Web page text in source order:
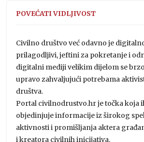
POVEĆATI VIDLJIVOST
Civilno društvo već odavno je
prilagodljivi, jeftini za pokretanje i
digitalni mediji velikim dijelom se
upravo zahvaljujući potrebama
društva.
Portal civilnodrustvo.hr je točka koja
objedinjuje informacije iz širokog
aktivnosti i promišljanja aktera
i kreatora civilnih inicijativa.